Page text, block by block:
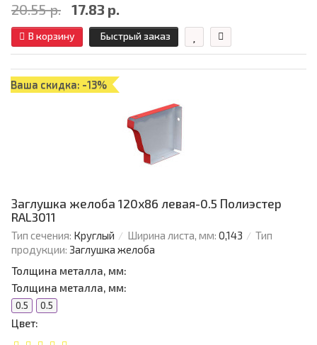
20.55 р. 17.83 р.
В корзину Быстрый заказ
Ваша скидка: -13%
Заглушка желоба 120х86 левая-0.5 Полиэстер
RAL3011
Тип сечения: Круглый Ширина листа, мм: 0,143
Тип
продукции: Заглушка желоба
Толщина металла, мм:
Толщина металла, мм:
0.5 0.5
Цвет: